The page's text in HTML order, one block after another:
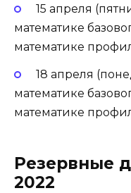
15 апреля
математике
математике
18 апреля
математике
математике
Резервные
2022